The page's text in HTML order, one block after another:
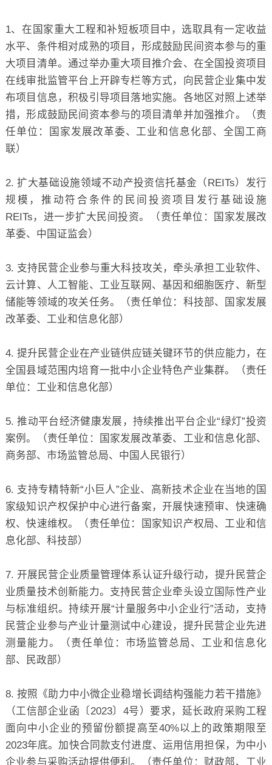
1、在国家重大工程和补短板项目中，选取具有一定收益
水平、条件相对成熟的项目，形成鼓励民间资本参与的重
大项目清单。通过举办重大项目推介会、在全国投资项目
在线审批监管平台上开辟专栏等方式，向民营企业集中发
布项目信息，积极引导项目落地实施。各地区对照上述举
措，形成鼓励民间资本参与的项目清单并加强推介。（责
任单位：国家发展改革委、工业和信息化部、全国工商
联）
2. 扩大基础设施领域不动产投资信托基金（REITs）发行
规模，推动符合条件的民间投资项目发行基础设施
REITs，进一步扩大民间投资。（责任单位：国家发展改
革委、中国证监会）
3. 支持民营企业参与重大科技攻关，牵头承担工业软件、
云计算、人工智能、工业互联网、基因和细胞医疗、新型
储能等领域的攻关任务。（责任单位：科技部、国家发展
改革委、工业和信息化部）
4. 提升民营企业在产业链供应链关键环节的供应能力，在
全国县域范围内培育一批中小企业特色产业集群。（责任
单位：工业和信息化部）
5. 推动平台经济健康发展，持续推出平台企业“绿灯”投资
案例。（责任单位：国家发展改革委、工业和信息化部、
商务部、市场监管总局、中国人民银行）
6. 支持专精特新“小巨人”企业、高新技术企业在当地的国
家级知识产权保护中心进行备案，开展快速预审、快速确
权、快速维权。（责任单位：国家知识产权局、工业和信
息化部、科技部）
7. 开展民营企业质量管理体系认证升级行动，提升民营企
业质量技术创新能力。支持民营企业牵头设立国际性产业
与标准组织。持续开展“计量服务中小企业行”活动，支持
民营企业参与产业计量测试中心建设，提升民营企业先进
测量能力。（责任单位：市场监管总局、工业和信息化
部、民政部）
8. 按照《助力中小微企业稳增长调结构强能力若干措施》
（工信部企业函〔2023〕4号）要求，延长政府采购工程
面向中小企业的预留份额提高至40%以上的政策期限至
2023年底。加快合同款支付进度、运用信用担保，为中小
企业参与采购活动提供便利。（责任单位：财政部、工业